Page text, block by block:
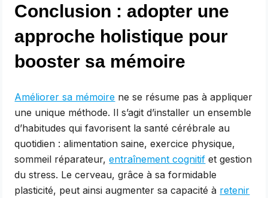
Conclusion : adopter une
approche holistique pour
booster sa mémoire
Améliorer sa mémoire ne se résume pas à appliquer
une unique méthode. Il s’agit d’installer un ensemble
d’habitudes qui favorisent la santé cérébrale au
quotidien : alimentation saine, exercice physique,
sommeil réparateur,entraînement cognitif et gestion
du stress. Le cerveau, grâce à sa formidable
plasticité, peut ainsi augmenter sa capacité à retenir